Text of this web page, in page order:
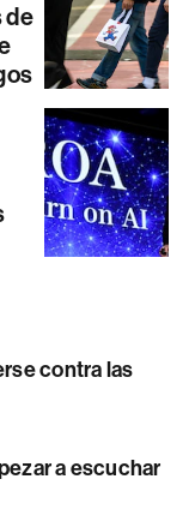
de
contra las
a escuchar